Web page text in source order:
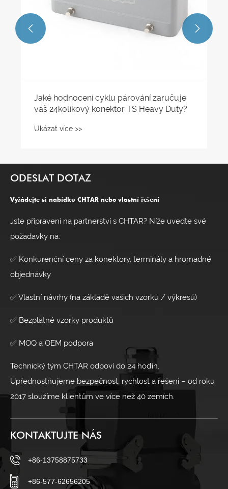
Jaké hodnocení cyklu párování zaručuje
váš 24kolíkový konektor TS Heavy Duty?
Ukázat více >>
 
ODESLAT DOTAZ
Vyžádejte si nabídku CHTAR nebo vlastní řešení
Jste připraveni na partnerství s CHTAR? Níže uveďte své
požadavky na:
✅ Konkurenční ceny za konektory, terminály a hromadné
objednávky
✅ Vlastní návrhy (na základě vašich vzorků / výkresů)
✅ Bezplatné vzorky produktů
✅ MOQ a OEM podpora
Technický tým CHTAR odpoví do 24 hodin.
Upřednostňujeme bezpečnost, rychlost a řešení – od roku
2017 sloužíme klientům ve více než 40 zemích.
KONTAKTUJTE NÁS
+86-13758875733
+86-577-62656205